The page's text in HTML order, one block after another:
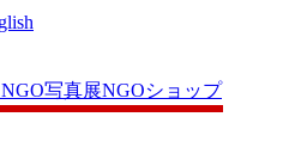
NGO写真展NGOショップ